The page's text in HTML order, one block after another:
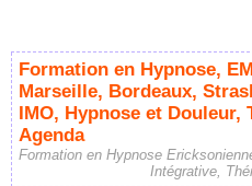
Formation en Hypnose,
Marseille, Bordeaux,
IMO, Hypnose et Douleur,
Agenda
Formation en Hypnose
Intégrative,